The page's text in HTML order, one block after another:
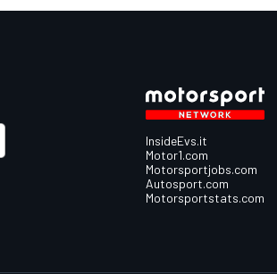
InsideEvs.it
Motor1.com
Motorsportjobs.com
Autosport.com
Motorsportstats.com